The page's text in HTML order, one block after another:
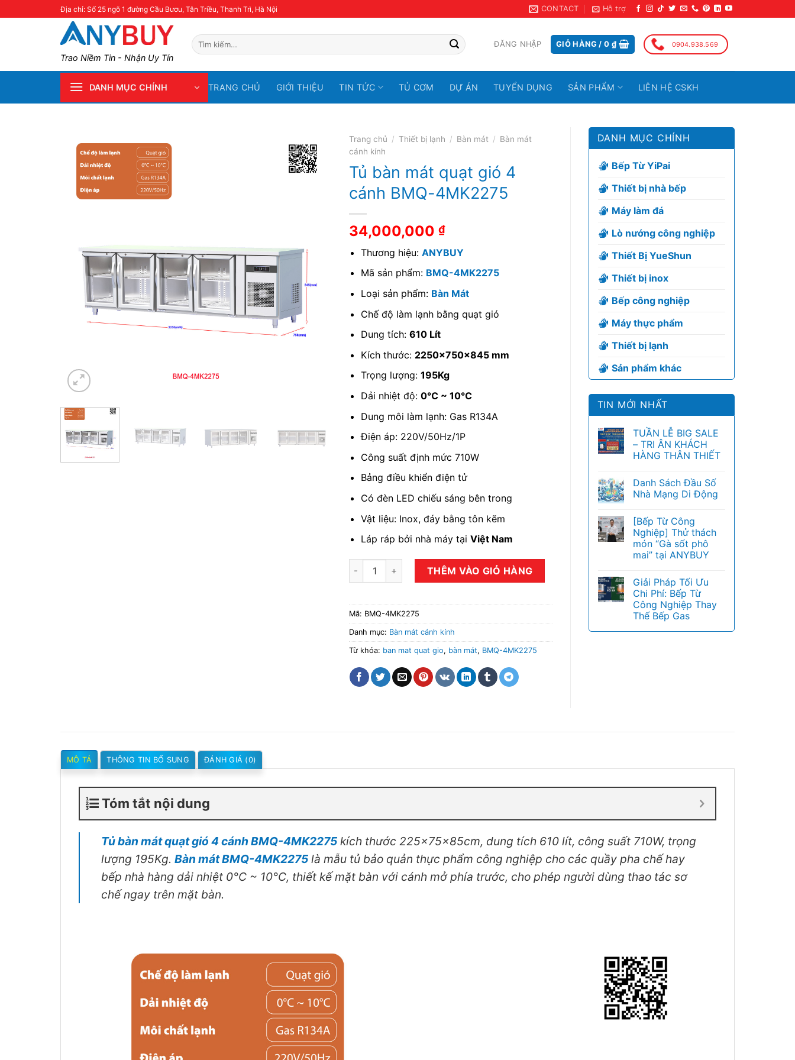
Địa chỉ: Số 25 ngõ 1 đường Cầu Bươu, Tân Triều, Thanh Trì, Hà Nội CONTACT Hỗ trợ
Trao Niềm Tin - Nhận Uy Tín
Tìm
kiếm:
ĐĂNG NHẬP GIỎ HÀNG /0 ₫ 0904.938.569
DANH MỤC CHÍNH TRANG CHỦ GIỚI THIỆU TIN TỨC TỦ CƠM DỰ ÁN TUYỂN DỤNG SẢN PHẨM LIÊN HỆ CSKH
Trang chủ / Thiết bị lạnh / Bàn mát / Bàn mát
cánh kính
Tủ bàn mát quạt gió 4
cánh BMQ-4MK2275
34,000,000 ₫
Thương hiệu:ANYBUY
Mã sản phẩm: BMQ-4MK2275
Loại sản phẩm: Bàn Mát
Chế độ làm lạnh bằng quạt gió
Dung tích:610 Lít
Kích thước: 2250x750x845 mm
Trọng lượng:195Kg
Dải nhiệt độ:0℃ ~ 10℃
Dung môi làm lạnh: Gas R134A
Điện áp: 220V/50Hz/1P
Công suất định mức 710W
Bảng điều khiển điện tử
Có đèn LED chiếu sáng bên trong
Vật liệu: Inox, đáy bằng tôn kẽm
Láp ráp bởi nhà máy tạiViệt Nam
Tủ bàn mát quạt gió 4 cánh BMQ-4MK2275 số lượng
THÊM VÀO GIỎ HÀNG
Mã: BMQ-4MK2275
Danh mục: Bàn mát cánh kính
Từ khóa: ban mat quat gio, bàn mát, BMQ-4MK2275
DANH MỤC CHÍNH
Bếp Từ YiPai
Thiết bị nhà bếp
Máy làm đá
Lò nướng công nghiệp
Thiết Bị YueShun
Thiết bị inox
Bếp công nghiệp
Máy thực phẩm
Thiết bị lạnh
Sản phẩm khác
TIN MỚI NHẤT
TUẦN LỄ BIG SALE
– TRI ÂN KHÁCH
HÀNG THÂN THIẾT
Danh Sách Đầu Số
Nhà Mạng Di Động
[Bếp Từ Công
Nghiệp] Thử thách
món “Gà sốt phô
mai” tại ANYBUY
Giải Pháp Tối Ưu
Chi Phí: Bếp Từ
Công Nghiệp Thay
Thế Bếp Gas
MÔ TẢ THÔNG TIN BỔ SUNG ĐÁNH GIÁ (0)
Tóm tắt nội dung
Tủ bàn mát quạt gió 4 cánh BMQ-4MK2275 kích thước 225x75x85cm, dung tích 610 lít, công suất 710W, trọng
lượng 195Kg. Bàn mát BMQ-4MK2275 là mẫu tủ bảo quản thực phẩm công nghiệp cho các quầy pha chế hay
bếp nhà hàng dải nhiệt 0°C ~ 10°C, thiết kế mặt bàn với cánh mở phía trước, cho phép người dùng thao tác sơ
chế ngay trên mặt bàn.